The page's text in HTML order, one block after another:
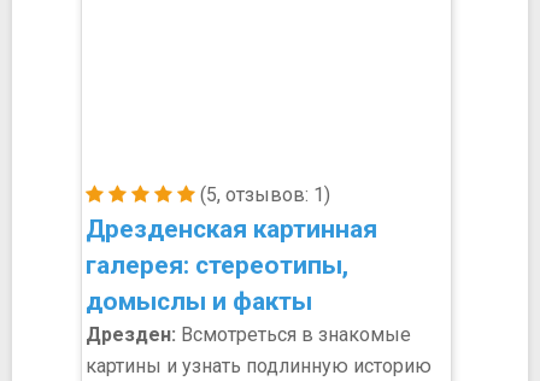
(5, отзывов: 1)
Дрезденская картинная
галерея: стереотипы,
домыслы и факты
Дрезден: Всмотреться в знакомые
картины и узнать подлинную историю